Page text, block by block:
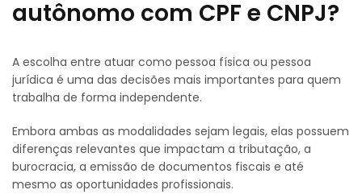
autônomo com CPF e CNPJ?
A escolha entre atuar como pessoa física ou pessoa
jurídica é uma das decisões mais importantes para quem
trabalha de forma independente.
Embora ambas as modalidades sejam legais, elas possuem
diferenças relevantes que impactam a tributação, a
burocracia, a emissão de documentos fiscais e até
mesmo as oportunidades profissionais.